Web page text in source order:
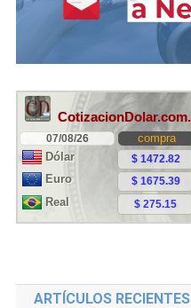
ARTÍCULOS RECIENTES